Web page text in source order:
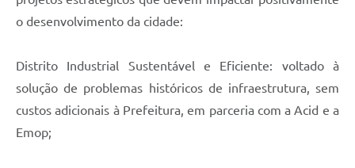
o desenvolvimento da cidade:
Distrito Industrial Sustentável e Eficiente: voltado à
solução de problemas históricos de infraestrutura, sem
custos adicionais à Prefeitura, em parceria com a Acid e a
Emop;